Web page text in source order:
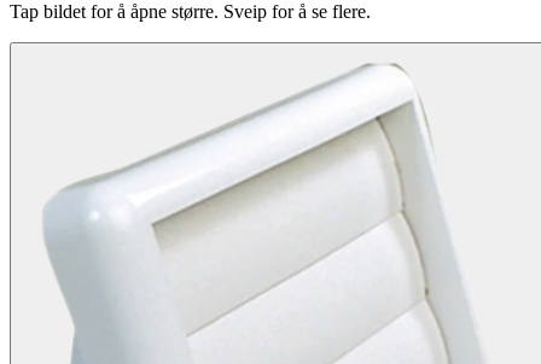
Tap bildet for å åpne større. Sveip for å se flere.